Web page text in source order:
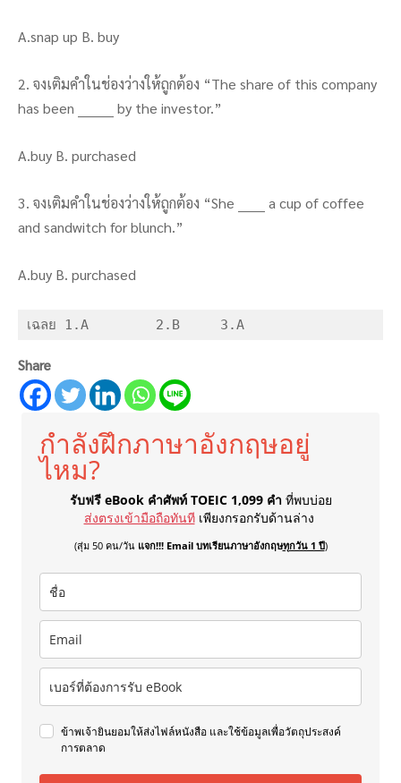
A.snap up B. buy
2. จงเติมคำในช่องว่างให้ถูกต้อง “The share of this company
has been ________ by the investor.”
A.buy B. purchased
3. จงเติมคำในช่องว่างให้ถูกต้อง “She ______ a cup of coffee
and sandwitch for blunch.”
A.buy B. purchased
เฉลย 1.A	2.B	3.A
Share
กำลังฝึกภาษาอังกฤษอยู่
ไหม?
รับฟรี eBook คำศัพท์ TOEIC 1,099 คำ ที่พบบ่อย
ส่งตรงเข้ามือถือทันที เพียงกรอกรับด้านล่าง
(สุ่ม 50 คน/วัน แจก!!! Email บทเรียนภาษาอังกฤษทุกวัน 1 ปี)
ข้าพเจ้ายินยอมให้ส่งไฟล์หนังสือ และใช้ข้อมูลเพื่อวัตถุประสงค์
การตลาด